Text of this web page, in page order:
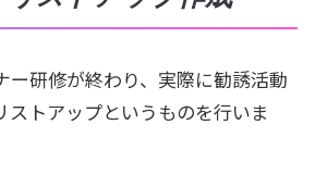
ー研修が終わり、実際に勧誘活動
ストアップというものを行いま